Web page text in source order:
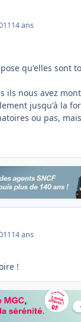
14 ans
qu'elles sont
ils nous avez
jusqu'à la
ou pas,
14 ans
!